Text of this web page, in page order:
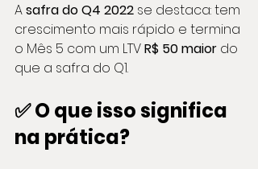
A safra do Q4 2022 se destaca: tem
crescimento mais rápido e termina
o Mês 5 com um LTV R$ 50 maior do
que a safra do Q1.
✅ O que isso significa
na prática?